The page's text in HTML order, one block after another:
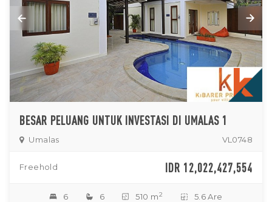
BESAR PELUANG UNTUK INVESTASI DI UMALAS 1
Umalas VL0748
Freehold IDR 12,022,427,554
6 6 510 m 2 5.6 Are